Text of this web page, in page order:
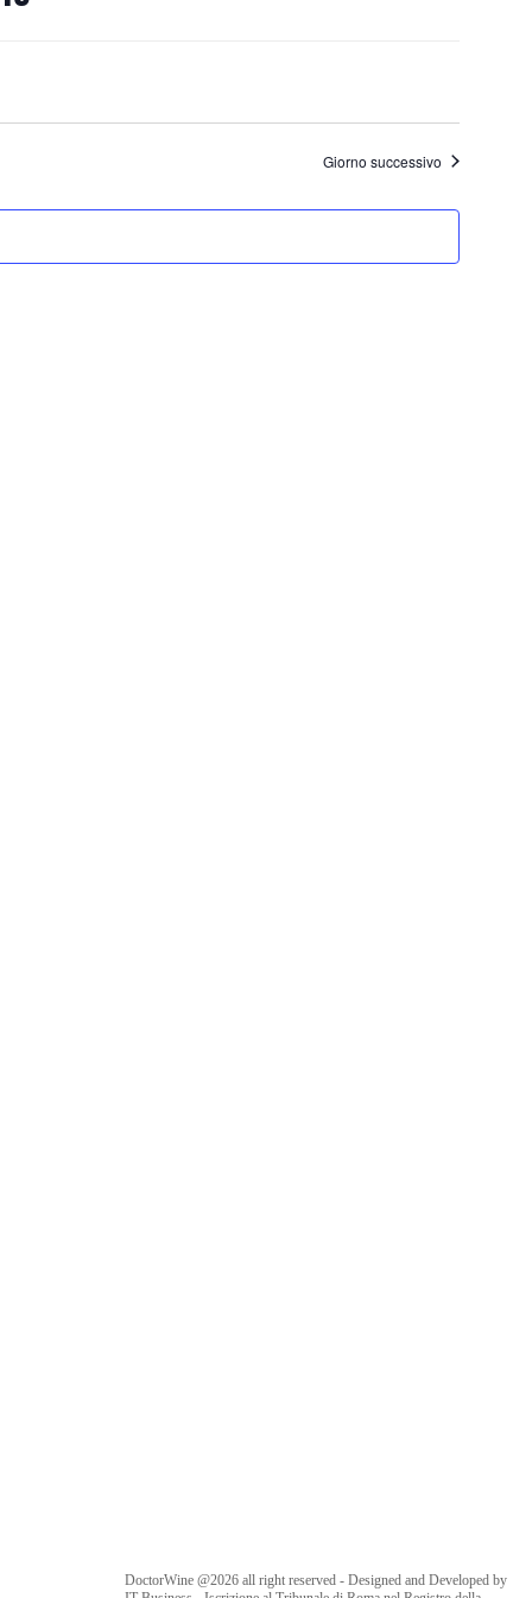
Giorno successivo
DoctorWine @2026 all right reserved - Designed and Developed by